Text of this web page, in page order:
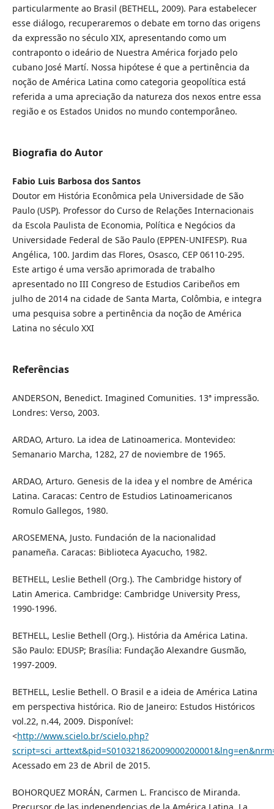
particularmente ao Brasil (BETHELL, 2009). Para estabelecer
esse diálogo, recuperaremos o debate em torno das origens
da expressão no século XIX, apresentando como um
contraponto o ideário de Nuestra América forjado pelo
cubano José Martí. Nossa hipótese é que a pertinência da
noção de América Latina como categoria geopolítica está
referida a uma apreciação da natureza dos nexos entre essa
região e os Estados Unidos no mundo contemporâneo.
Biografia do Autor
Fabio Luis Barbosa dos Santos
Doutor em História Econômica pela Universidade de São
Paulo (USP). Professor do Curso de Relações Internacionais
da Escola Paulista de Economia, Política e Negócios da
Universidade Federal de São Paulo (EPPEN-UNIFESP). Rua
Angélica, 100. Jardim das Flores, Osasco, CEP 06110-295.
Este artigo é uma versão aprimorada de trabalho
apresentado no III Congreso de Estudios Caribeños em
julho de 2014 na cidade de Santa Marta, Colômbia, e integra
uma pesquisa sobre a pertinência da noção de América
Latina no século XXI
Referências
ANDERSON, Benedict. Imagined Comunities. 13ª impressão.
Londres: Verso, 2003.
ARDAO, Arturo. La idea de Latinoamerica. Montevideo:
Semanario Marcha, 1282, 27 de noviembre de 1965.
ARDAO, Arturo. Genesis de la idea y el nombre de América
Latina. Caracas: Centro de Estudios Latinoamericanos
Romulo Gallegos, 1980.
AROSEMENA, Justo. Fundación de la nacionalidad
panameña. Caracas: Biblioteca Ayacucho, 1982.
BETHELL, Leslie Bethell (Org.). The Cambridge history of
Latin America. Cambridge: Cambridge University Press,
1990-1996.
BETHELL, Leslie Bethell (Org.). História da América Latina.
São Paulo: EDUSP; Brasília: Fundação Alexandre Gusmão,
1997-2009.
BETHELL, Leslie Bethell. O Brasil e a ideia de América Latina
em perspectiva histórica. Rio de Janeiro: Estudos Históricos
vol.22, n.44, 2009. Disponível:
<http://www.scielo.br/scielo.php?
Acessado em 23 de Abril de 2015.
BOHORQUEZ MORÁN, Carmen L. Francisco de Miranda.